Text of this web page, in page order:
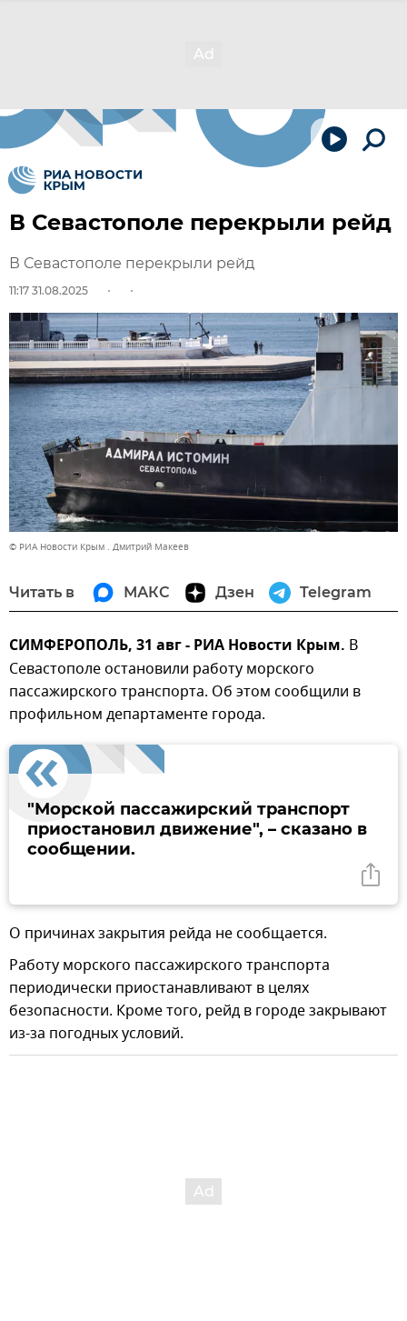
В Севастополе перекрыли рейд
В Севастополе перекрыли рейд
11:17 31.08.2025
© РИА Новости Крым . Дмитрий Макеев
Читать в МАКС Дзен Telegram
СИМФЕРОПОЛЬ, 31 авг - РИА Новости Крым. В
Севастополе остановили работу морского
пассажирского транспорта. Об этом сообщили в
профильном департаменте города.
"Морской пассажирский транспорт
приостановил движение", – сказано в
сообщении.
О причинах закрытия рейда не сообщается.
Работу морского пассажирского транспорта
периодически приостанавливают в целях
безопасности. Кроме того, рейд в городе закрывают
из-за погодных условий.